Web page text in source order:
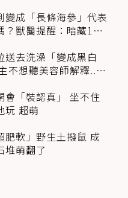
變成「長條海參」代表
？獸醫提醒：暗藏1種
送去洗澡「變成黑白
不想聽美容師解釋..衝
會「裝認真」 坐不住
玩 超萌
肥軟」野生土撥鼠 成
堆萌翻了